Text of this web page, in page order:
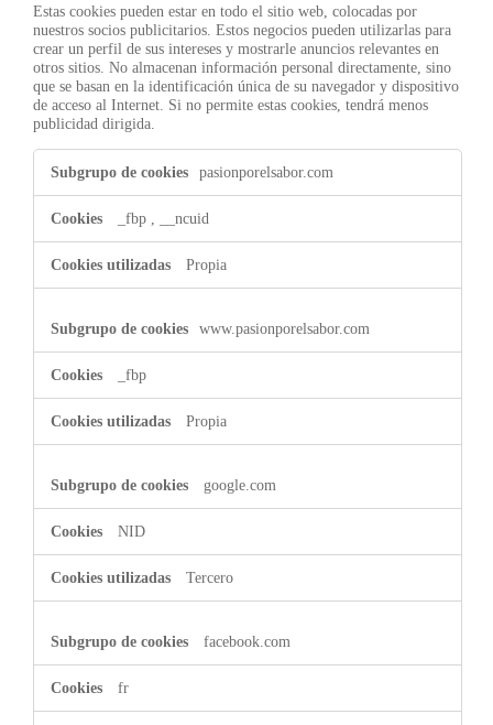
Estas cookies pueden estar en todo el sitio web, colocadas por
nuestros socios publicitarios. Estos negocios pueden utilizarlas para
crear un perfil de sus intereses y mostrarle anuncios relevantes en
otros sitios. No almacenan información personal directamente, sino
que se basan en la identificación única de su navegador y dispositivo
de acceso al Internet. Si no permite estas cookies, tendrá menos
publicidad dirigida.
Cookies
dirigidas
pasionporelsabor.com
_fbp __ncuid
Propia
www.pasionporelsabor.com
_fbp
Propia
google.com
NID
Tercero
facebook.com
fr